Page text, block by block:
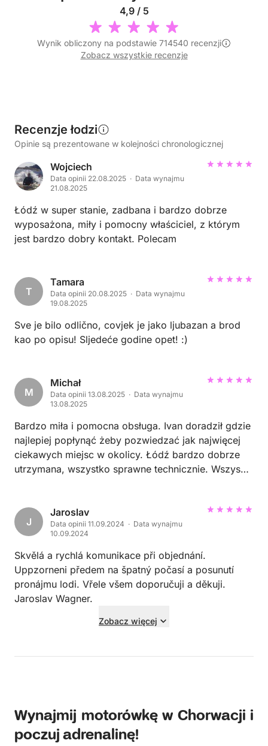
4,9 / 5
Wynik obliczony na podstawie 714540 recenzji
Zobacz wszystkie recenzje
Recenzje łodzi
Opinie są prezentowane w kolejności chronologicznej
Wojciech
Data opinii 22.08.2025 · Data wynajmu
21.08.2025
Łódź w super stanie, zadbana i bardzo dobrze
wyposażona, miły i pomocny właściciel, z którym
jest bardzo dobry kontakt. Polecam
T
Tamara
Data opinii 20.08.2025 · Data wynajmu
19.08.2025
Sve je bilo odlično, covjek je jako ljubazan a brod
kao po opisu! Sljedeće godine opet! :)
M
Michał
Data opinii 13.08.2025 · Data wynajmu
13.08.2025
Bardzo miła i pomocna obsługa. Ivan doradził gdzie
najlepiej popłynąć żeby pozwiedzać jak najwięcej
ciekawych miejsc w okolicy. Łódź bardzo dobrze
utrzymana, wszystko sprawne technicznie. Wszyscy
J
Jaroslav
Data opinii 11.09.2024 · Data wynajmu
10.09.2024
Skvělá a rychlá komunikace při objednání.
Uppzorneni předem na špatný počasí a posunutí
pronájmu lodi. Vřele všem doporučuji a děkuji.
Jaroslav Wagner.
Zobacz więcej
Wynajmij motorówkę w Chorwacji i
poczuj adrenalinę!